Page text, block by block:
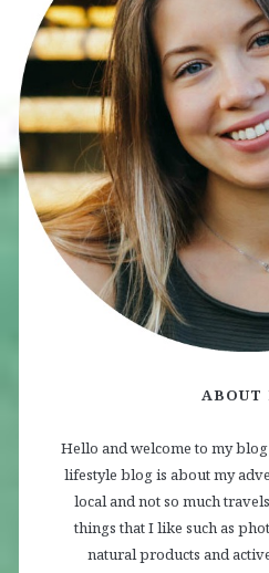
ABOUT
Hello and welcome to my
lifestyle blog is about my
local and not so much
things that I like such as
natural products and